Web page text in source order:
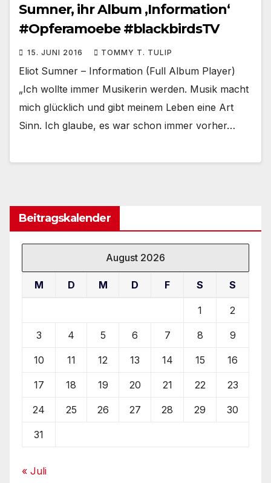
Sumner, ihr Album ‚Information‘
#Opferamoebe #blackbirdsTV
15. JUNI 2016 TOMMY T. TULIP
Eliot Sumner – Information (Full Album Player)
„Ich wollte immer Musikerin werden. Musik macht
mich glücklich und gibt meinem Leben eine Art
Sinn. Ich glaube, es war schon immer vorher…
Beitragskalender
August 2026
M D M D F S S
1 2
3 4 5 6 7 8 9
10 11 12 13 14 15 16
17 18 19 20 21 22 23
24 25 26 27 28 29 30
31
« Juli